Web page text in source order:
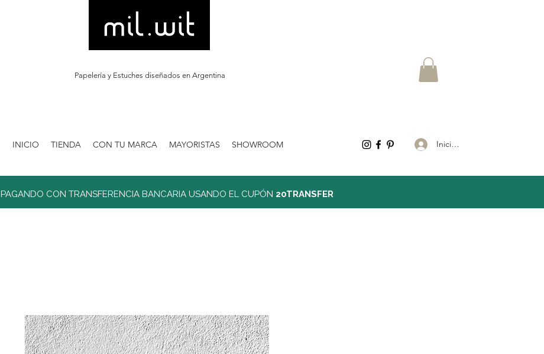
Papelería y Estuches diseñados en Argentina
INICIO TIENDA CON TU MARCA MAYORISTAS SHOWROOM Iniciar sesión
PAGANDO CON TRANSFERENCIA BANCARIA USANDO EL CUPÓN 20TRANSFER